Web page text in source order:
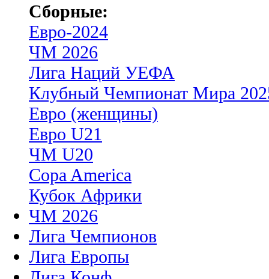
Сборные:
Евро-2024
ЧМ 2026
Лига Наций УЕФА
Клубный Чемпионат Мира
Евро (женщины)
Евро U21
ЧМ U20
Copa America
Кубок Африки
ЧМ 2026
Лига Чемпионов
Лига Европы